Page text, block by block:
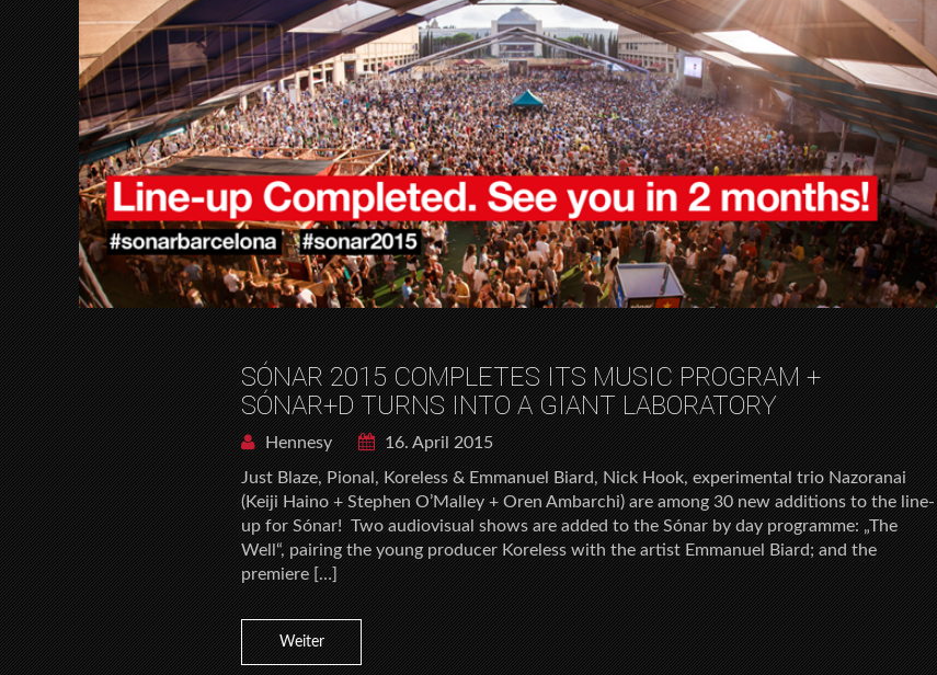
SÓNAR 2015 COMPLETES ITS MUSIC PROGRAM +
SÓNAR+D TURNS INTO A GIANT LABORATORY
Hennesy
16. April 2015
Just Blaze, Pional, Koreless & Emmanuel Biard, Nick Hook, experimental trio Nazoranai
(Keiji Haino + Stephen O’Malley + Oren Ambarchi) are among 30 new additions to the line-
up for Sónar! Two audiovisual shows are added to the Sónar by day programme: „The
Well“, pairing the young producer Koreless with the artist Emmanuel Biard; and the
premiere […]
Weiter